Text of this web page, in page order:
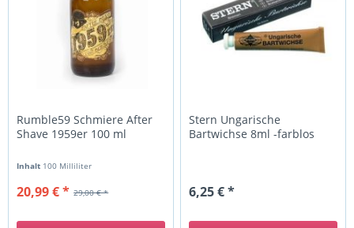
Rumble59 Schmiere After
Shave 1959er 100 ml
Inhalt 100 Milliliter
29,00 € *
20,99 € *
Stern Ungarische
Bartwichse 8ml -farblos
6,25 € *